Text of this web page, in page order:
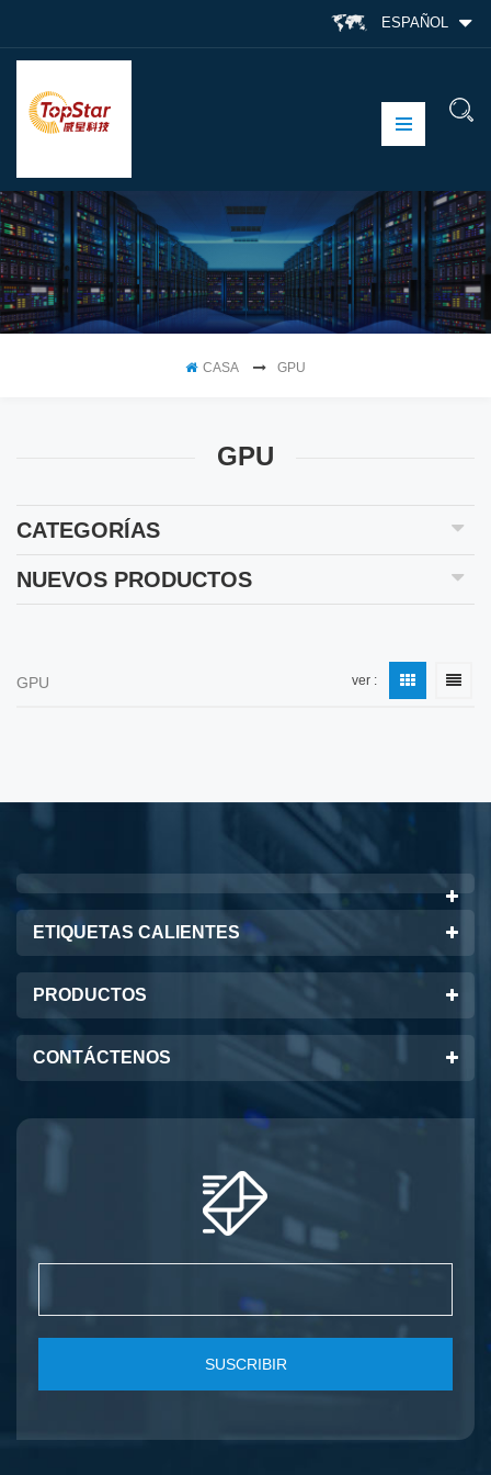
ESPAÑOL
CASA GPU
GPU
CATEGORÍAS
NUEVOS PRODUCTOS
GPU ver :
ETIQUETAS CALIENTES
PRODUCTOS
CONTÁCTENOS
SUSCRIBIR